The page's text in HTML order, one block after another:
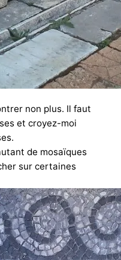
non plus. Il faut
et croyez-moi
de mosaïques
sur certaines